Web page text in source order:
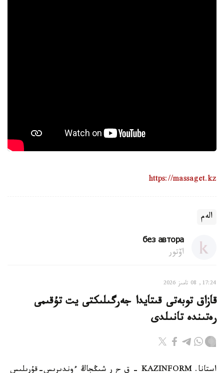
https://massaget.kz
الەم
без автора
اۆتور
17:24, 08 تامىز 2026
قازاق توبەتى قىتايدا جەرگىلىكتى يت تۇقىمى
رەتىندە تانىلدى
استانا. KAZINFORM – ق ح ر شىڭجاڭ ءوندىرىس-قۇرىلىس